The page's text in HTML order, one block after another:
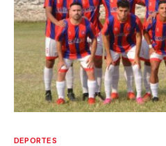
DEPORTES